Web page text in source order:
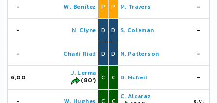
- W. Benítez P
- N. Clyne D
- Chadi Riad D
6,00
J. Lerma
(80')
C
- W. Hughes C
P M. Travers -
D S. Coleman -
D N. Patterson -
C D. McNeil -
C
C. Alcaraz
s.v.